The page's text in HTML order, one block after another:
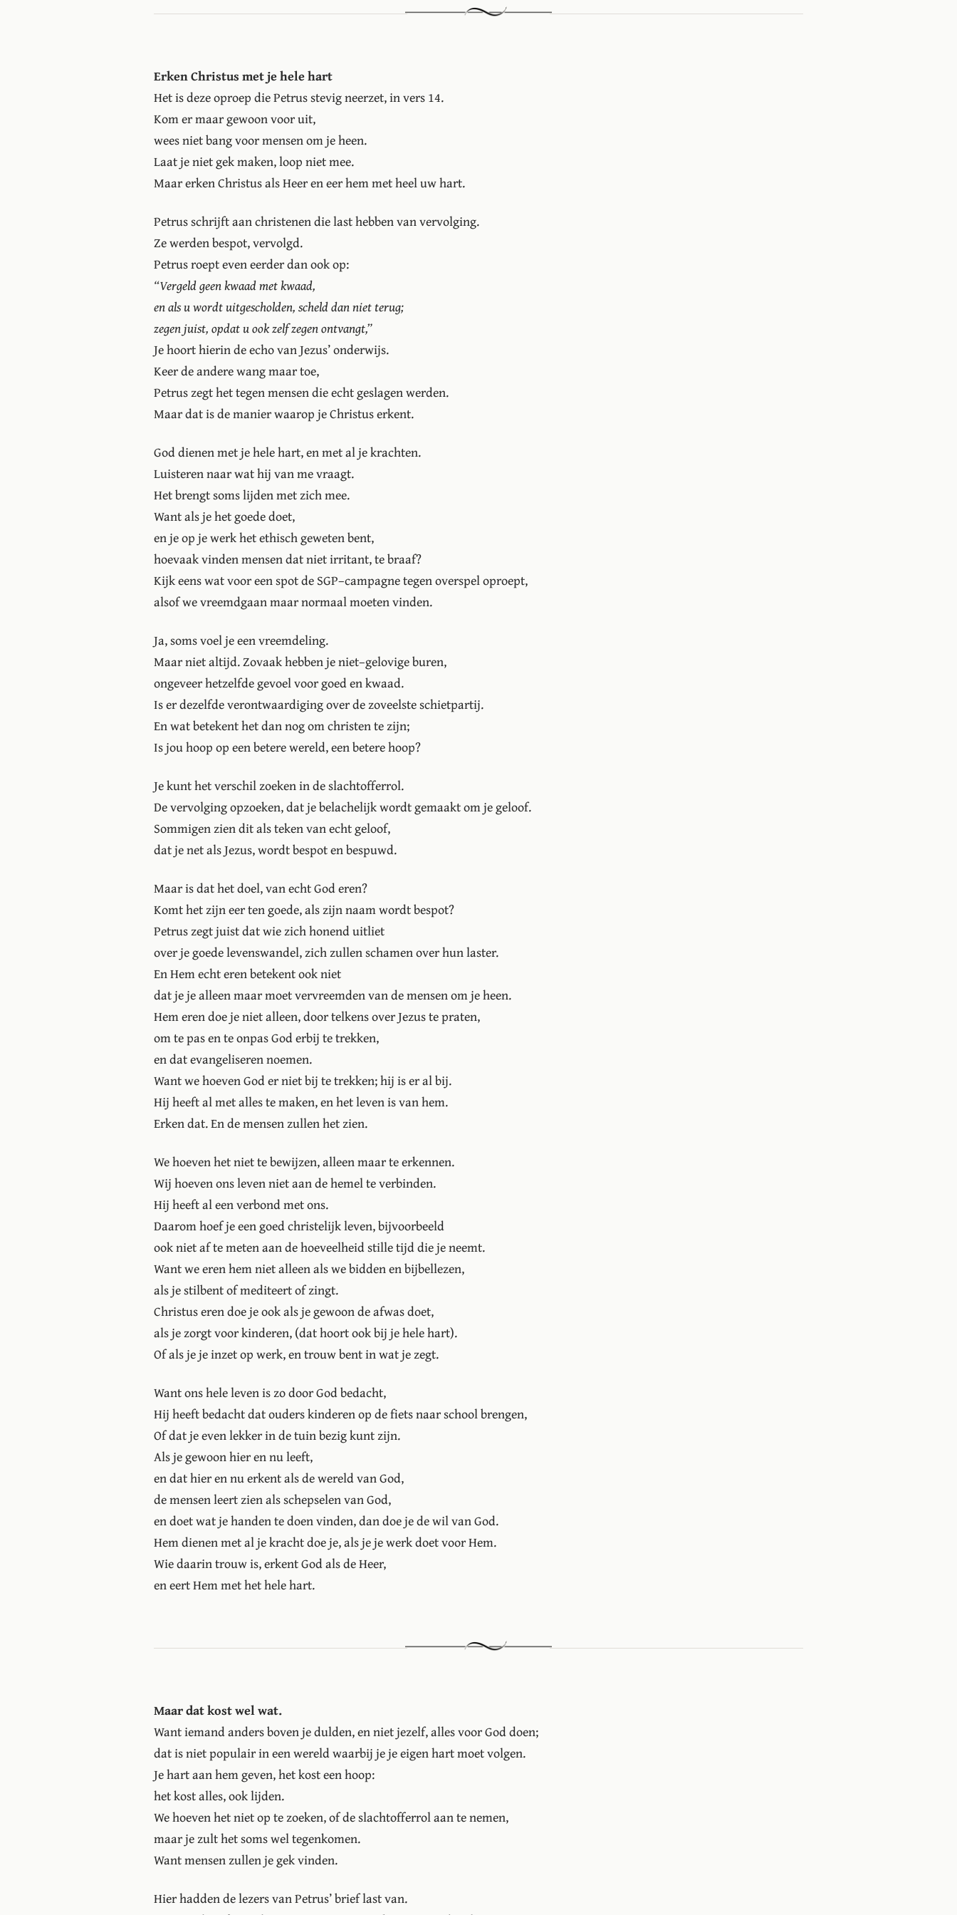
Erken Christus met je hele hart
Het is deze oproep die Petrus stevig neerzet, in vers 14.
Kom er maar gewoon voor uit,
wees niet bang voor mensen om je heen.
Laat je niet gek maken, loop niet mee.
Maar erken Christus als Heer en eer hem met heel uw hart.
Petrus schrijft aan christenen die last hebben van vervolging.
Ze werden bespot, vervolgd.
Petrus roept even eerder dan ook op:
Vergeld geen kwaad met kwaad,
en als u wordt uitgescholden, scheld dan niet terug;
zegen juist, opdat u ook zelf zegen ontvangt,
Je hoort hierin de echo van Jezus’ onderwijs.
Keer de andere wang maar toe,
Petrus zegt het tegen mensen die echt geslagen werden.
Maar dat is de manier waarop je Christus erkent.
God dienen met je hele hart, en met al je krachten.
Luisteren naar wat hij van me vraagt.
Het brengt soms lijden met zich mee.
Want als je het goede doet,
en je op je werk het ethisch geweten bent,
hoevaak vinden mensen dat niet irritant, te braaf?
Kijk eens wat voor een spot de SGP–campagne tegen overspel oproept,
alsof we vreemdgaan maar normaal moeten vinden.
Ja, soms voel je een vreemdeling.
Maar niet altijd. Zovaak hebben je niet–gelovige buren,
ongeveer hetzelfde gevoel voor goed en kwaad.
Is er dezelfde verontwaardiging over de zoveelste schietpartij.
En wat betekent het dan nog om christen te zijn;
Is jou hoop op een betere wereld, een betere hoop?
Je kunt het verschil zoeken in de slachtofferrol.
De vervolging opzoeken, dat je belachelijk wordt gemaakt om je geloof.
Sommigen zien dit als teken van echt geloof,
dat je net als Jezus, wordt bespot en bespuwd.
Maar is dat het doel, van echt God eren?
Komt het zijn eer ten goede, als zijn naam wordt bespot?
Petrus zegt juist dat wie zich honend uitliet
over je goede levenswandel, zich zullen schamen over hun laster.
En Hem echt eren betekent ook niet
dat je je alleen maar moet vervreemden van de mensen om je heen.
Hem eren doe je niet alleen, door telkens over Jezus te praten,
om te pas en te onpas God erbij te trekken,
en dat evangeliseren noemen.
Want we hoeven God er niet bij te trekken; hij is er al bij.
Hij heeft al met alles te maken, en het leven is van hem.
Erken dat. En de mensen zullen het zien.
We hoeven het niet te bewijzen, alleen maar te erkennen.
Wij hoeven ons leven niet aan de hemel te verbinden.
Hij heeft al een verbond met ons.
Daarom hoef je een goed christelijk leven, bijvoorbeeld
ook niet af te meten aan de hoeveelheid stille tijd die je neemt.
Want we eren hem niet alleen als we bidden en bijbellezen,
als je stilbent of mediteert of zingt.
Christus eren doe je ook als je gewoon de afwas doet,
als je zorgt voor kinderen, (dat hoort ook bij je hele hart).
Of als je je inzet op werk, en trouw bent in wat je zegt.
Want ons hele leven is zo door God bedacht,
Hij heeft bedacht dat ouders kinderen op de fiets naar school brengen,
Of dat je even lekker in de tuin bezig kunt zijn.
Als je gewoon hier en nu leeft,
en dat hier en nu erkent als de wereld van God,
de mensen leert zien als schepselen van God,
en doet wat je handen te doen vinden, dan doe je de wil van God.
Hem dienen met al je kracht doe je, als je je werk doet voor Hem.
Wie daarin trouw is, erkent God als de Heer,
en eert Hem met het hele hart.
Maar dat kost wel wat.
Want iemand anders boven je dulden, en niet jezelf, alles voor God doen;
dat is niet populair in een wereld waarbij je je eigen hart moet volgen.
Je hart aan hem geven, het kost een hoop:
het kost alles, ook lijden.
We hoeven het niet op te zoeken, of de slachtofferrol aan te nemen,
maar je zult het soms wel tegenkomen.
Want mensen zullen je gek vinden.
Hier hadden de lezers van Petrus’ brief last van.